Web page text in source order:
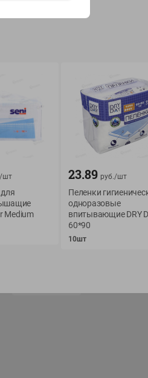
Мой Green
История покупок
Обратная связь
Приложение Green c
доставкой и бонусной картой
шт
Medium
23.89 руб./шт
Пеленки
одноразовые
впитывающие DRY
60*90
10шт